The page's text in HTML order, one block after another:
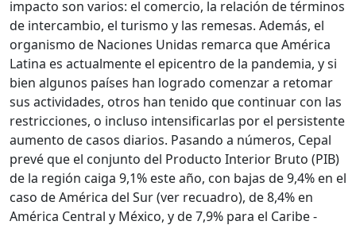
impacto son varios: el comercio, la relación de términos
de intercambio, el turismo y las remesas. Además, el
organismo de Naciones Unidas remarca que América
Latina es actualmente el epicentro de la pandemia, y si
bien algunos países han logrado comenzar a retomar
sus actividades, otros han tenido que continuar con las
restricciones, o incluso intensificarlas por el persistente
aumento de casos diarios. Pasando a números, Cepal
prevé que el conjunto del Producto Interior Bruto (PIB)
de la región caiga 9,1% este año, con bajas de 9,4% en el
caso de América del Sur (ver recuadro), de 8,4% en
América Central y México, y de 7,9% para el Caribe -